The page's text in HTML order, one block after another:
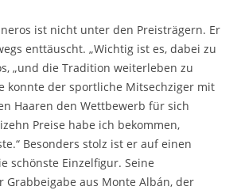
ist nicht unter den Preisträgern. Er
enttäuscht. „Wichtig ist es, dabei zu
„und die Tradition weiterleben zu
konnte der sportliche Mitsechziger mit
Haaren den Wettbewerb für sich
Preise habe ich bekommen,
Besonders stolz ist er auf einen
schönste Einzelfigur. Seine
Grabbeigabe aus Monte Albán, der